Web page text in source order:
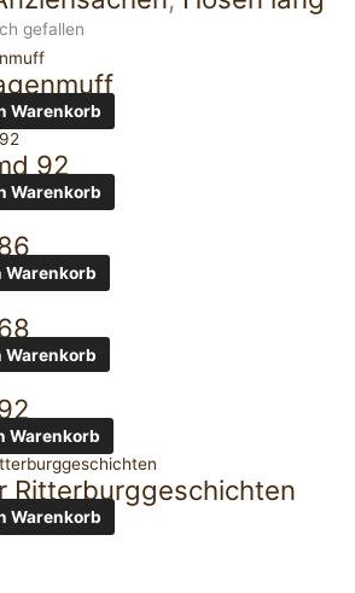
gefallen
Warenkorb
92
Warenkorb
Warenkorb
Warenkorb
Warenkorb
Ritterburggeschichten
Warenkorb